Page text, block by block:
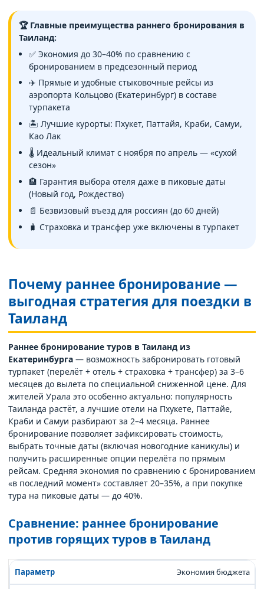
🏆 Главные преимущества раннего бронирования в
Таиланд:
✅ Экономия до 30–40% по сравнению с
бронированием в предсезонный период
✈️ Прямые и удобные стыковочные рейсы из
аэропорта Кольцово (Екатеринбург) в составе
турпакета
🏝️ Лучшие курорты: Пхукет, Паттайя, Краби, Самуи,
Као Лак
🌡️ Идеальный климат с ноября по апрель — «сухой
сезон»
🏨 Гарантия выбора отеля даже в пиковые даты
(Новый год, Рождество)
📄 Безвизовый въезд для россиян (до 60 дней)
🧳 Страховка и трансфер уже включены в турпакет
Почему раннее бронирование —
выгодная стратегия для поездки в
Таиланд
Раннее бронирование туров в Таиланд из
Екатеринбурга— возможность забронировать готовый
турпакет (перелёт + отель + страховка + трансфер) за 3–6
месяцев до вылета по специальной сниженной цене. Для
жителей Урала это особенно актуально: популярность
Таиланда растёт, а лучшие отели на Пхукете, Паттайе,
Краби и Самуи разбирают за 2–4 месяца. Раннее
бронирование позволяет зафиксировать стоимость,
выбрать точные даты (включая новогодние каникулы) и
получить расширенные опции перелёта по прямым
рейсам. Средняя экономия по сравнению с бронированием
«в последний момент» составляет 20–35%, а при покупке
тура на пиковые даты — до 40%.
Сравнение: раннее бронирование
против горящих туров в Таиланд
Экономия бюджета